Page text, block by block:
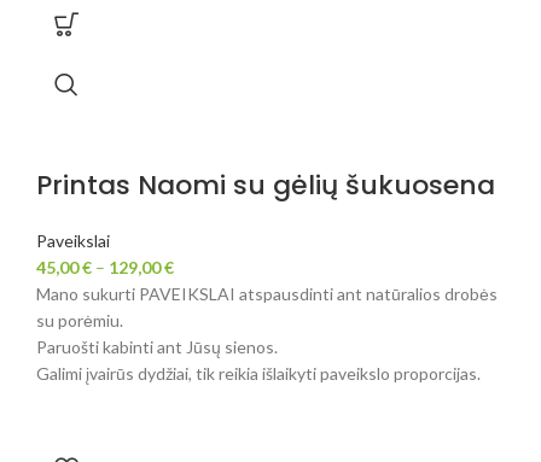
Printas Naomi su gėlių šukuosena
Paveikslai
45,00€ – 129,00€
Mano sukurti PAVEIKSLAI atspausdinti ant natūralios drobės
su porėmiu.
Paruošti kabinti ant Jūsų sienos.
Galimi įvairūs dydžiai, tik reikia išlaikyti paveikslo proporcijas.